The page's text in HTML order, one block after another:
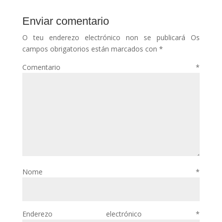
Enviar comentario
O teu enderezo electrónico non se publicará
Os
campos obrigatorios están marcados con *
Comentario*
Nome*
Enderezo electrónico*